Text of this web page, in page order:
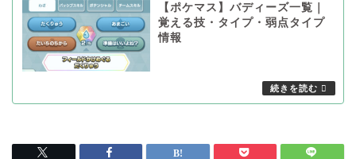
【ポケマス】バディーズ一覧｜
覚える技・タイプ・弱点タイプ
情報